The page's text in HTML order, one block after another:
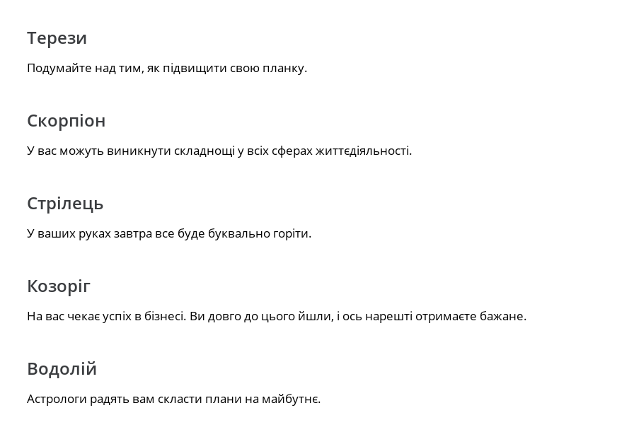
Терези
Подумайте над тим, як підвищити свою планку.
Скорпіон
У вас можуть виникнути складнощі у всіх сферах життєдіяльності.
Стрілець
У ваших руках завтра все буде буквально горіти.
Козоріг
На вас чекає успіх в бізнесі. Ви довго до цього йшли, і ось нарешті отримаєте бажане.
Водолій
Астрологи радять вам скласти плани на майбутнє.